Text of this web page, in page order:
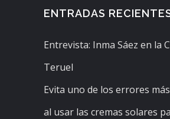
ENTRADAS
Entrevista: Inma Sáez en la
Teruel
Evita uno de los errores
al usar las cremas solares